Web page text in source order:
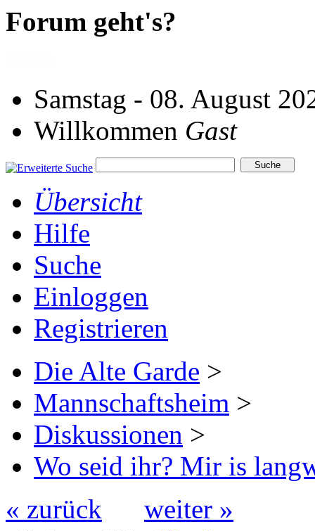
Forum geht's?
Samstag - 08. August
Willkommen Gast
Übersicht
Hilfe
Suche
Einloggen
Registrieren
Die Alte Garde >
Mannschaftsheim >
Diskussionen >
Wo seid ihr? Mir is
« zurück
weiter »